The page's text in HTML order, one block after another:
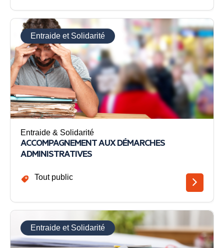
Entraide et Solidarité
Entraide & Solidarité
ACCOMPAGNEMENT AUX DÉMARCHES
ADMINISTRATIVES
Tout public
Entraide et Solidarité